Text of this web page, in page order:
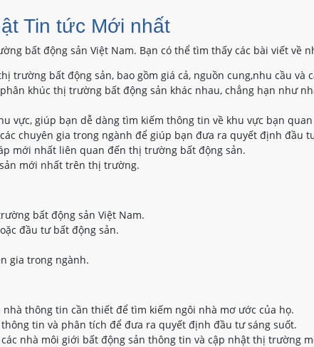
Tin tức Mới nhất
bất động sản Việt Nam. Bạn có thể tìm thấy các bài viết về
trường bất động sản, bao gồm giá cả, nguồn cung,nhu cầu và
khúc thị trường bất động sản khác nhau, chẳng hạn như
vực, giúp bạn dễ dàng tìm kiếm thông tin về khu vực bạn
chuyên gia trong ngành để giúp bạn đưa ra quyết định đầu
mới nhất liên quan đến thị trường bất động sản.
mới nhất trên thị trường.
bất động sản Việt Nam.
đầu tư bất động sản.
gia trong ngành.
thông tin cần thiết để tìm kiếm ngôi nhà mơ ước của họ.
tin và phân tích để đưa ra quyết định đầu tư sáng suốt.
nhà môi giới bất động sản thông tin và cập nhật thị trường